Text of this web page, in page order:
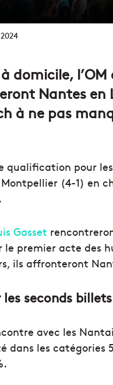
domicile,
Nantes en
à ne pas
qualification pour
(4-1) en
Gasset
le premier acte des
ils affronteront
seconds
avec les
dans les catégories